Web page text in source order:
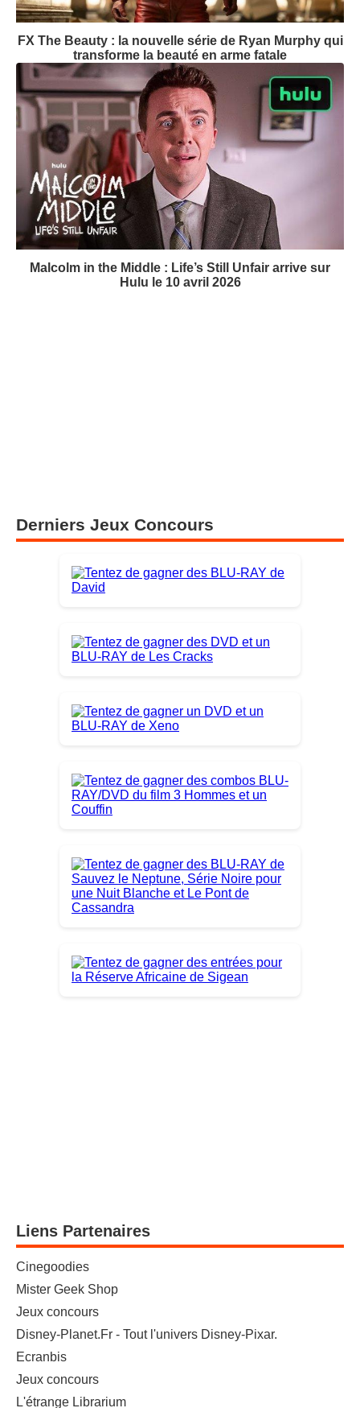
FX The Beauty : la nouvelle série de Ryan Murphy qui
transforme la beauté en arme fatale
Malcolm in the Middle : Life’s Still Unfair arrive sur
Hulu le 10 avril 2026
Derniers Jeux Concours
Liens Partenaires
Cinegoodies
Mister Geek Shop
Jeux concours
Disney-Planet.Fr - Tout l'univers Disney-Pixar.
Ecranbis
Jeux concours
L'étrange Librarium